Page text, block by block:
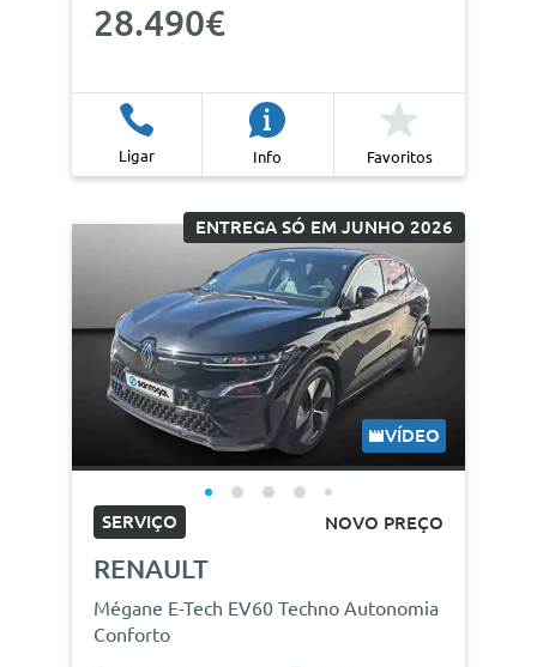
28.490€
Ligar Info Favoritos
ENTREGA SÓ EM JUNHO 2026
VÍDEO
SERVIÇO NOVO PREÇO
RENAULT
Mégane E-Tech EV60 Techno Autonomia
Conforto